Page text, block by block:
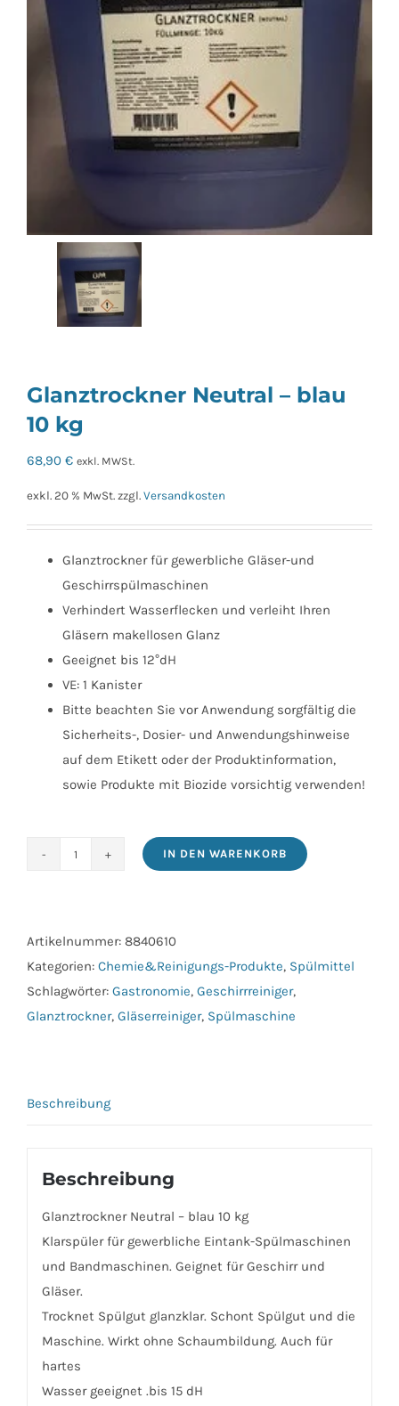
Glanztrockner Neutral – blau
10 kg
68,90 € exkl. MWSt.
exkl. 20 % MwSt. zzgl. Versandkosten
Glanztrockner für gewerbliche Gläser-und
Geschirrspülmaschinen
Verhindert Wasserflecken und verleiht Ihren
Gläsern makellosen Glanz
Geeignet bis 12°dH
VE: 1 Kanister
Bitte beachten Sie vor Anwendung sorgfältig die
Sicherheits-, Dosier- und Anwendungshinweise
auf dem Etikett oder der Produktinformation,
sowie Produkte mit Biozide vorsichtig verwenden!
Glanztrockner
blau
10
kg
Menge
IN DEN WARENKORB
Artikelnummer: 8840610
Kategorien: Chemie&Reinigungs-Produkte, Spülmittel
Schlagwörter: Gastronomie, Geschirrreiniger,
Glanztrockner, Gläserreiniger, Spülmaschine
Beschreibung
Beschreibung
Glanztrockner Neutral – blau 10 kg
Klarspüler für gewerbliche Eintank-Spülmaschinen
und Bandmaschinen. Geignet für Geschirr und
Gläser.
Trocknet Spülgut glanzklar. Schont Spülgut und die
Maschine. Wirkt ohne Schaumbildung. Auch für
hartes
Wasser geeignet .bis 15 dH